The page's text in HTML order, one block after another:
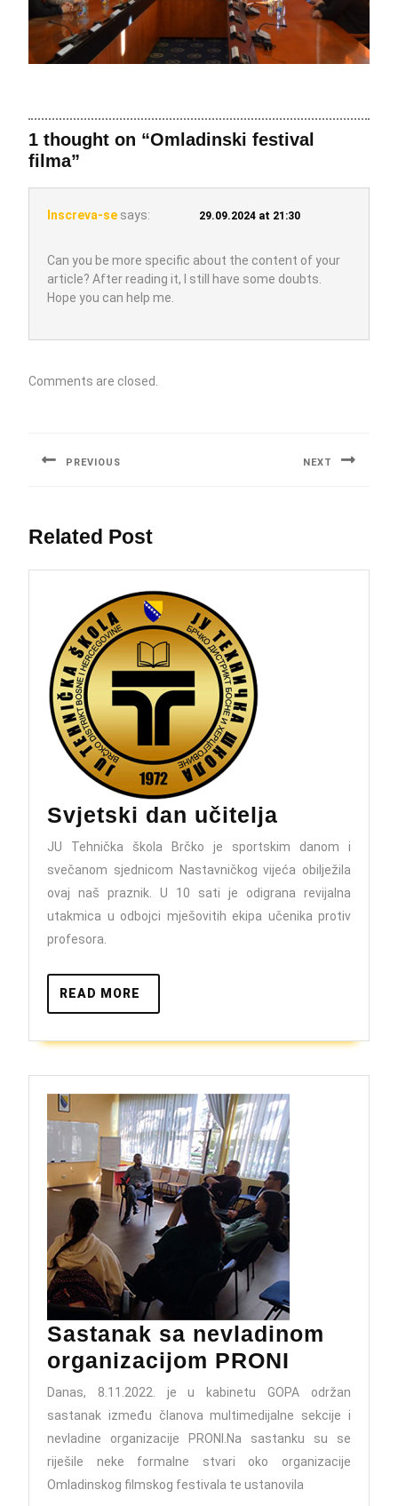
1 thought on “Omladinski festival
filma”
Inscreva-se says: 29.09.2024 at 21:30
Can you be more specific about the content of your
article? After reading it, I still have some doubts.
Hope you can help me.
Comments are closed.
PREVIOUS NEXT
Related Post
Svjetski dan učitelja
dan
učitelja
JU Tehnička škola Brčko je sportskim danom i
svečanom sjednicom Nastavničkog vijeća obilježila
ovaj naš praznik. U 10 sati je odigrana revijalna
utakmica u odbojci mješovitih ekipa učenika protiv
profesora.
READ MORE
MORE
Sastanak sa nevladinom
organizacijom PRONI
sa
PRONI
Danas, 8.11.2022. je u kabinetu GOPA održan
sastanak između članova multimedijalne sekcije i
nevladine organizacije PRONI.Na sastanku su se
riješile neke formalne stvari oko organizacije
Omladinskog filmskog festivala te ustanovila